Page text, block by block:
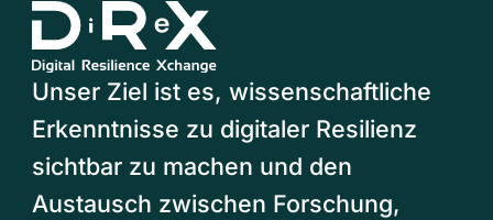
Unser Ziel ist es, wissenschaftliche
Erkenntnisse zu digitaler Resilienz
sichtbar zu machen und den
Austausch zwischen Forschung,